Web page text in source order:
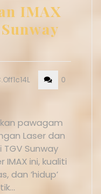
IMAX
0
pawagam
Laser dan
TGV Sunway
ini, kualiti
dan ‘hidup’